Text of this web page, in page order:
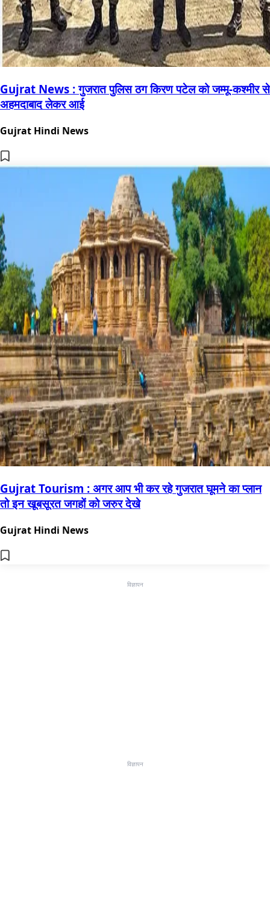
Gujrat News : गुजरात पुलिस ठग किरण पटेल को जम्मू-कश्मीर से
अहमदाबाद लेकर आई
Gujrat Hindi News
Gujrat Tourism : अगर आप भी कर रहे गुजरात घूमने का प्लान
तो इन खूबसूरत जगहों को जरुर देखे
Gujrat Hindi News
विज्ञापन
विज्ञापन